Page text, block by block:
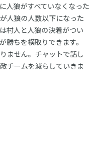
人狼がすべていなくなった
人狼の人数以下になった
村人と人狼の決着がつい
勝ちを横取りできます。
ません。チャットで話し
チームを減らしていきま